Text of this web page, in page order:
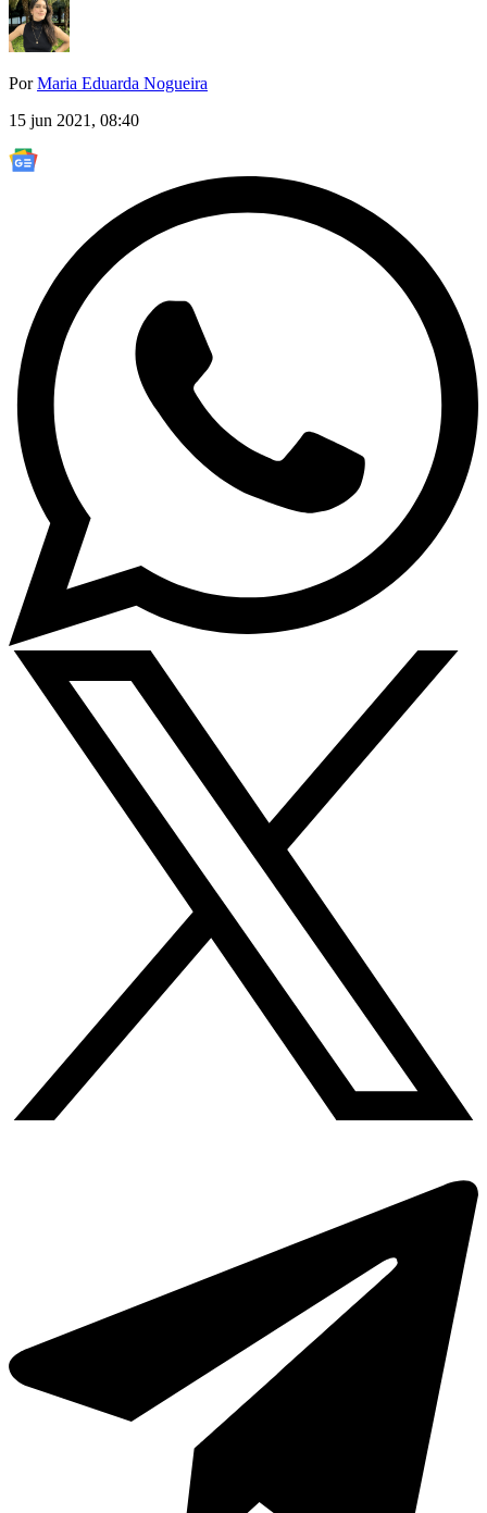
PorMaria Eduarda Nogueira
15 jun 2021, 08:40